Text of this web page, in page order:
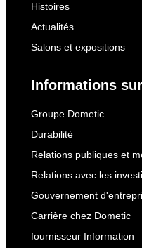
Histoires
Actualités
Salons et expositions
Informations
Groupe Dometic
Durabilité
Relations publiques et
Relations avec les
Gouvernement
Carrière chez Dometic
fournisseur Information